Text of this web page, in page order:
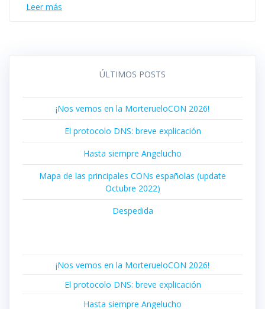
Leer más
ÚLTIMOS POSTS
¡Nos vemos en la MorterueloCON 2026!
El protocolo DNS: breve explicación
Hasta siempre Angelucho
Mapa de las principales CONs españolas (update
Octubre 2022)
Despedida
¡Nos vemos en la MorterueloCON 2026!
El protocolo DNS: breve explicación
Hasta siempre Angelucho